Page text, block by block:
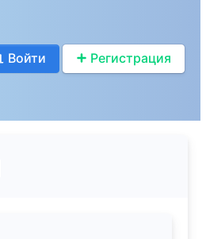
Войти Регистрация